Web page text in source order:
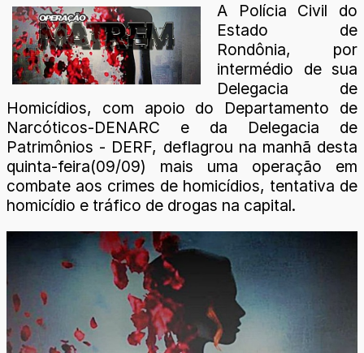
A Polícia Civil do
Estado de
Rondônia, por
intermédio de sua
Delegacia de
Homicídios, com apoio do Departamento de
Narcóticos-DENARC e da Delegacia de
Patrimônios - DERF, deflagrou na manhã desta
quinta-feira(09/09) mais uma operação em
combate aos crimes de homicídios, tentativa de
homicídio e tráfico de drogas na capital.